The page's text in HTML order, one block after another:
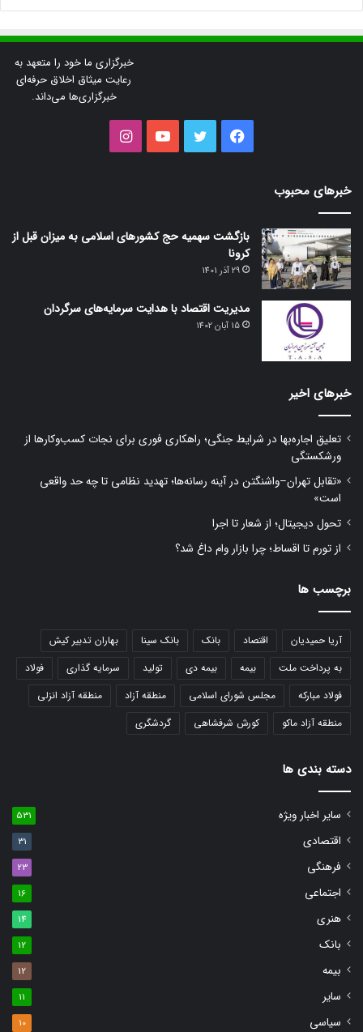
خبرگزاری ما خود را متعهد به
رعایت میثاق اخلاق حرفه‌ای
خبرگزاری‌ها می‌داند.
فیس
توییتر یوتیوب
خبرهای محبوب
بازگشت سهمیه حج کشورهای اسلامی به میزان قبل از
کرونا
29 آذر 1401
مدیریت اقتصاد با هدایت سرمایه‌های سرگردان
15 آبان 1402
خبرهای اخیر
تعلیق اجاره‌بها در شرایط جنگی؛ راهکاری فوری برای نجات کسب‌وکارها از
ورشکستگی
«تقابل تهران–واشنگتن در آینه رسانه‌ها؛ تهدید نظامی تا چه حد واقعی
است»
تحول دیجیتال؛ از شعار تا اجرا
از تورم تا اقساط؛ چرا بازار وام داغ شد؟
برچسب ها
آریا حمیدیان اقتصاد بانک بانک سینا
بهاران تدبیر کیش
به پرداخت ملت
بیمه بیمه دی تولید سرمایه گذاری
فولاد
فولاد مبارکه
مجلس شورای اسلامی منطقه آزاد
منطقه آزاد انزلی
منطقه آزاد ماکو
کورش شرفشاهی گردشگری
دسته بندی ها
سایر اخبار ویژه 531
اقتصادی 31
فرهنگی 23
اجتماعی 16
هنری 14
بانک 12
بیمه 12
سایر 11
سیاسی 10